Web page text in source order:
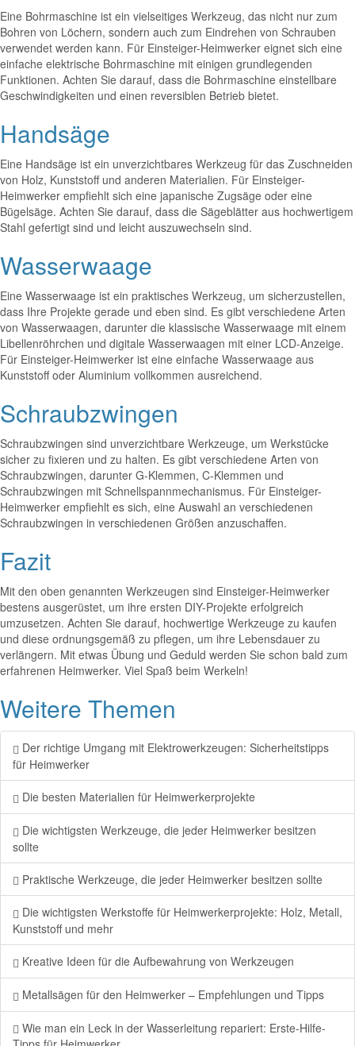
Eine Bohrmaschine ist ein vielseitiges Werkzeug, das nicht nur zum
Bohren von Löchern, sondern auch zum Eindrehen von Schrauben
verwendet werden kann. Für Einsteiger-Heimwerker eignet sich eine
einfache elektrische Bohrmaschine mit einigen grundlegenden
Funktionen. Achten Sie darauf, dass die Bohrmaschine einstellbare
Geschwindigkeiten und einen reversiblen Betrieb bietet.
Handsäge
Eine Handsäge ist ein unverzichtbares Werkzeug für das Zuschneiden
von Holz, Kunststoff und anderen Materialien. Für Einsteiger-
Heimwerker empfiehlt sich eine japanische Zugsäge oder eine
Bügelsäge. Achten Sie darauf, dass die Sägeblätter aus hochwertigem
Stahl gefertigt sind und leicht auszuwechseln sind.
Wasserwaage
Eine Wasserwaage ist ein praktisches Werkzeug, um sicherzustellen,
dass Ihre Projekte gerade und eben sind. Es gibt verschiedene Arten
von Wasserwaagen, darunter die klassische Wasserwaage mit einem
Libellenröhrchen und digitale Wasserwaagen mit einer LCD-Anzeige.
Für Einsteiger-Heimwerker ist eine einfache Wasserwaage aus
Kunststoff oder Aluminium vollkommen ausreichend.
Schraubzwingen
Schraubzwingen sind unverzichtbare Werkzeuge, um Werkstücke
sicher zu fixieren und zu halten. Es gibt verschiedene Arten von
Schraubzwingen, darunter G-Klemmen, C-Klemmen und
Schraubzwingen mit Schnellspannmechanismus. Für Einsteiger-
Heimwerker empfiehlt es sich, eine Auswahl an verschiedenen
Schraubzwingen in verschiedenen Größen anzuschaffen.
Fazit
Mit den oben genannten Werkzeugen sind Einsteiger-Heimwerker
bestens ausgerüstet, um ihre ersten DIY-Projekte erfolgreich
umzusetzen. Achten Sie darauf, hochwertige Werkzeuge zu kaufen
und diese ordnungsgemäß zu pflegen, um ihre Lebensdauer zu
verlängern. Mit etwas Übung und Geduld werden Sie schon bald zum
erfahrenen Heimwerker. Viel Spaß beim Werkeln!
Weitere Themen
Der richtige Umgang mit Elektrowerkzeugen: Sicherheitstipps
für Heimwerker
Die besten Materialien für Heimwerkerprojekte
Die wichtigsten Werkzeuge, die jeder Heimwerker besitzen
sollte
Praktische Werkzeuge, die jeder Heimwerker besitzen sollte
Die wichtigsten Werkstoffe für Heimwerkerprojekte: Holz, Metall,
Kunststoff und mehr
Kreative Ideen für die Aufbewahrung von Werkzeugen
Metallsägen für den Heimwerker – Empfehlungen und Tipps
Wie man ein Leck in der Wasserleitung repariert: Erste-Hilfe-